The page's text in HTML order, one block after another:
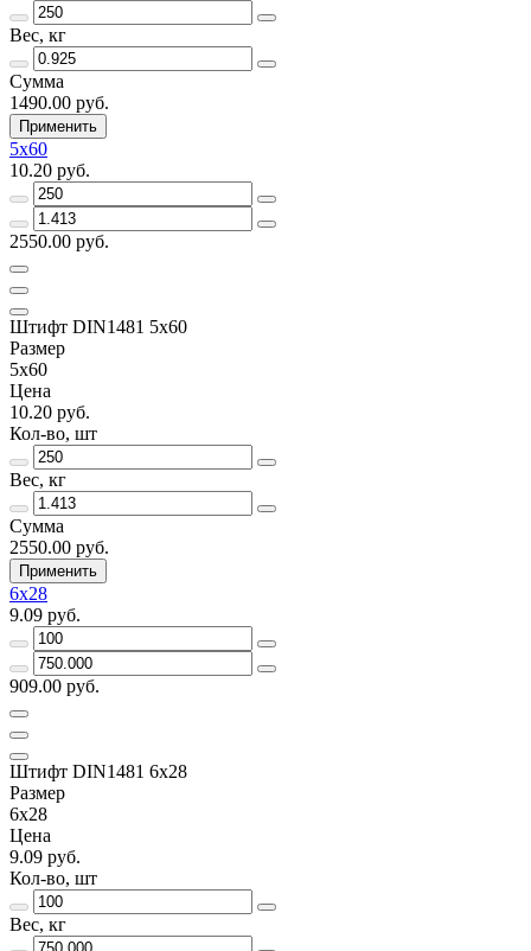
Вес, кг
Сумма
1490.00 руб.
Применить
5х60
10.20 руб.
2550.00 руб.
Штифт DIN1481 5х60
Размер
5х60
Цена
10.20 руб.
Кол-во, шт
Вес, кг
Сумма
2550.00 руб.
Применить
6х28
9.09 руб.
909.00 руб.
Штифт DIN1481 6х28
Размер
6х28
Цена
9.09 руб.
Кол-во, шт
Вес, кг